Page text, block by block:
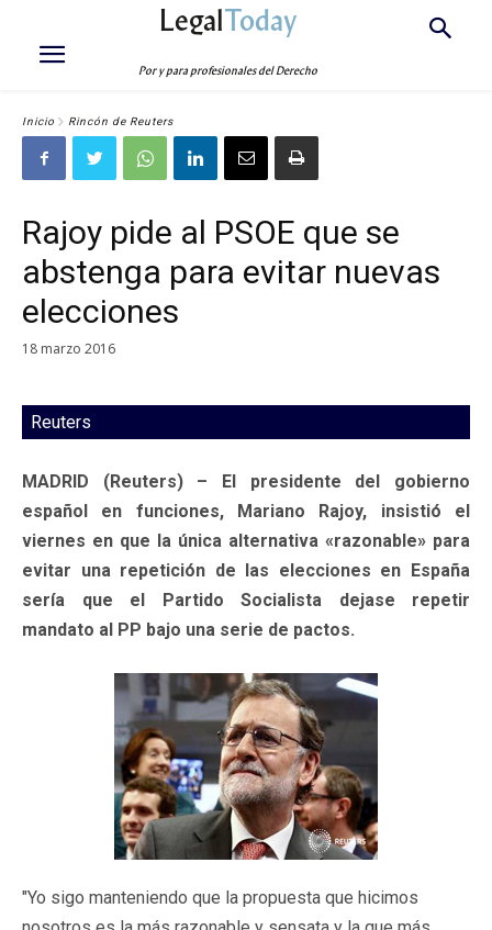
LegalToday
Por y para profesionales del Derecho
Inicio Rincón de Reuters
Rajoy pide al PSOE que se
abstenga para evitar nuevas
elecciones
18 marzo 2016
Reuters
MADRID (Reuters) – El presidente del gobierno
español en funciones, Mariano Rajoy, insistió el
viernes en que la única alternativa «razonable» para
evitar una repetición de las elecciones en España
sería que el Partido Socialista dejase repetir
mandato al PP bajo una serie de pactos.
"Yo sigo manteniendo que la propuesta que hicimos